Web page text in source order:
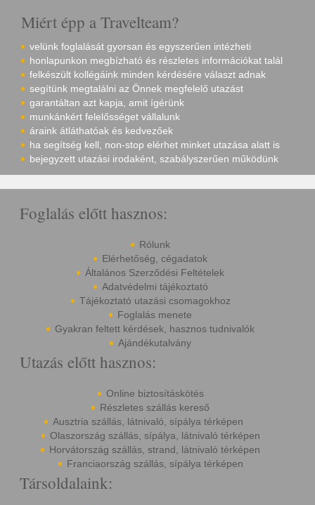
Miért épp a Travelteam?
velünk foglalását gyorsan és egyszerűen intézheti
honlapunkon megbízható és részletes információkat talál
felkészült kollégáink minden kérdésére választ adnak
segítünk megtalálni az Önnek megfelelő utazást
garantáltan azt kapja, amit ígérünk
munkánkért felelősséget vállalunk
áraink átláthatóak és kedvezőek
ha segítség kell, non-stop elérhet minket utazása alatt is
bejegyzett utazási irodaként, szabályszerűen működünk
Foglalás előtt hasznos:
Rólunk
Elérhetőség, cégadatok
Általános Szerződési Feltételek
Adatvédelmi tájékoztató
Tájékoztató utazási csomagokhoz
Foglalás menete
Gyakran feltett kérdések, hasznos tudnivalók
Ajándékutalvány
Utazás előtt hasznos:
Online biztosításkötés
Részletes szállás kereső
Ausztria szállás, látnivaló, sípálya térképen
Olaszország szállás, sípálya, látnivaló térképen
Horvátország szállás, strand, látnivaló térképen
Franciaország szállás, sípálya térképen
Társoldalaink: